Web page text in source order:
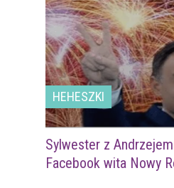
HEHESZKI
Sylwester z Andrzejem
Facebook wita Nowy